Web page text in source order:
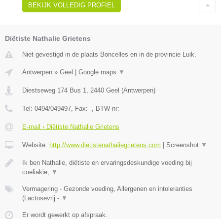
BEKIJK VOLLEDIG PROFIEL
Diëtiste Nathalie Grietens
Niet gevestigd in de plaats Boncelles en in de provincie Luik.
Antwerpen » Geel | Google maps ▼
Diestseweg 174 Bus 1 2440 Geel (Antwerpen)
Tel: 0494/049497 , Fax: - , BTW-nr: -
E-mail › Diëtiste Nathalie Grietens
Website: http://www.dietistenathaliegrietens.com | Screenshot ▼
Ik ben Nathalie, diëtiste en ervaringsdeskundige voeding bij
coeliakie,
▼
Vermagering - Gezonde voeding, Allergenen en intoleranties
(Lactosevrij - ▼
Er wordt gewerkt op afspraak.